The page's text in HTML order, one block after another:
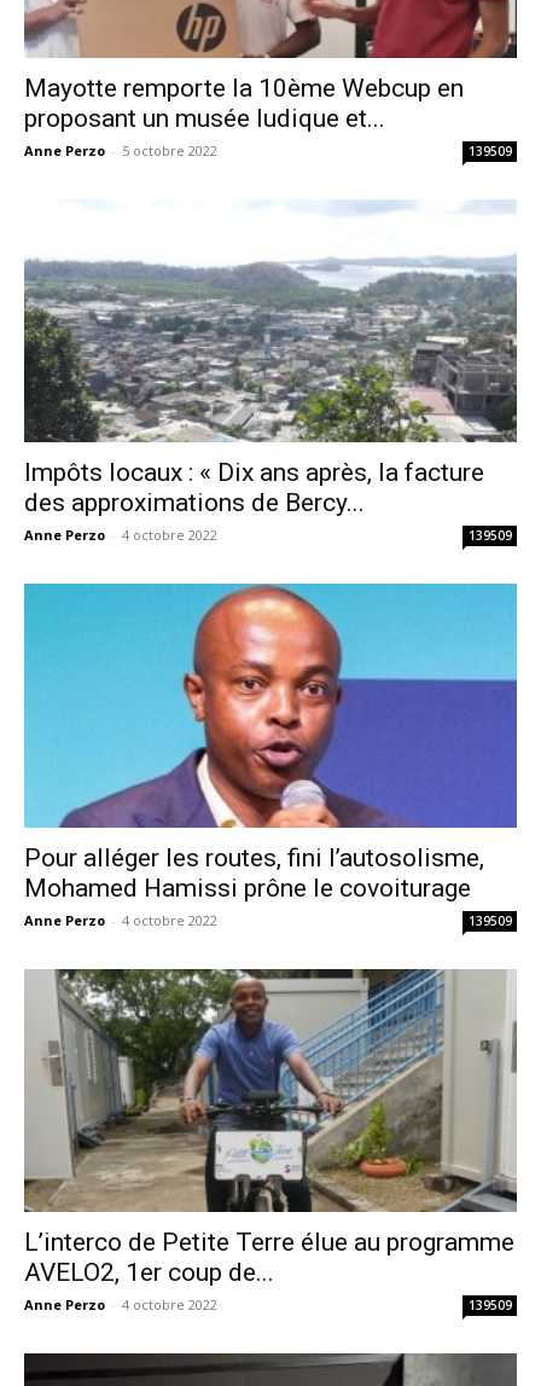
Mayotte remporte la 10ème Webcup en
proposant un musée ludique et...
Anne Perzo - 5 octobre 2022 139509
Impôts locaux : « Dix ans après, la facture
des approximations de Bercy...
Anne Perzo - 4 octobre 2022 139509
Pour alléger les routes, fini l’autosolisme,
Mohamed Hamissi prône le covoiturage
Anne Perzo - 4 octobre 2022 139509
L’interco de Petite Terre élue au programme
AVELO2, 1er coup de...
Anne Perzo - 4 octobre 2022 139509